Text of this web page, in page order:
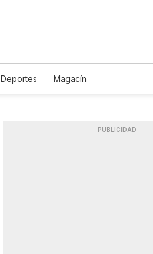
Deportes
Magacín
PUBLICIDAD